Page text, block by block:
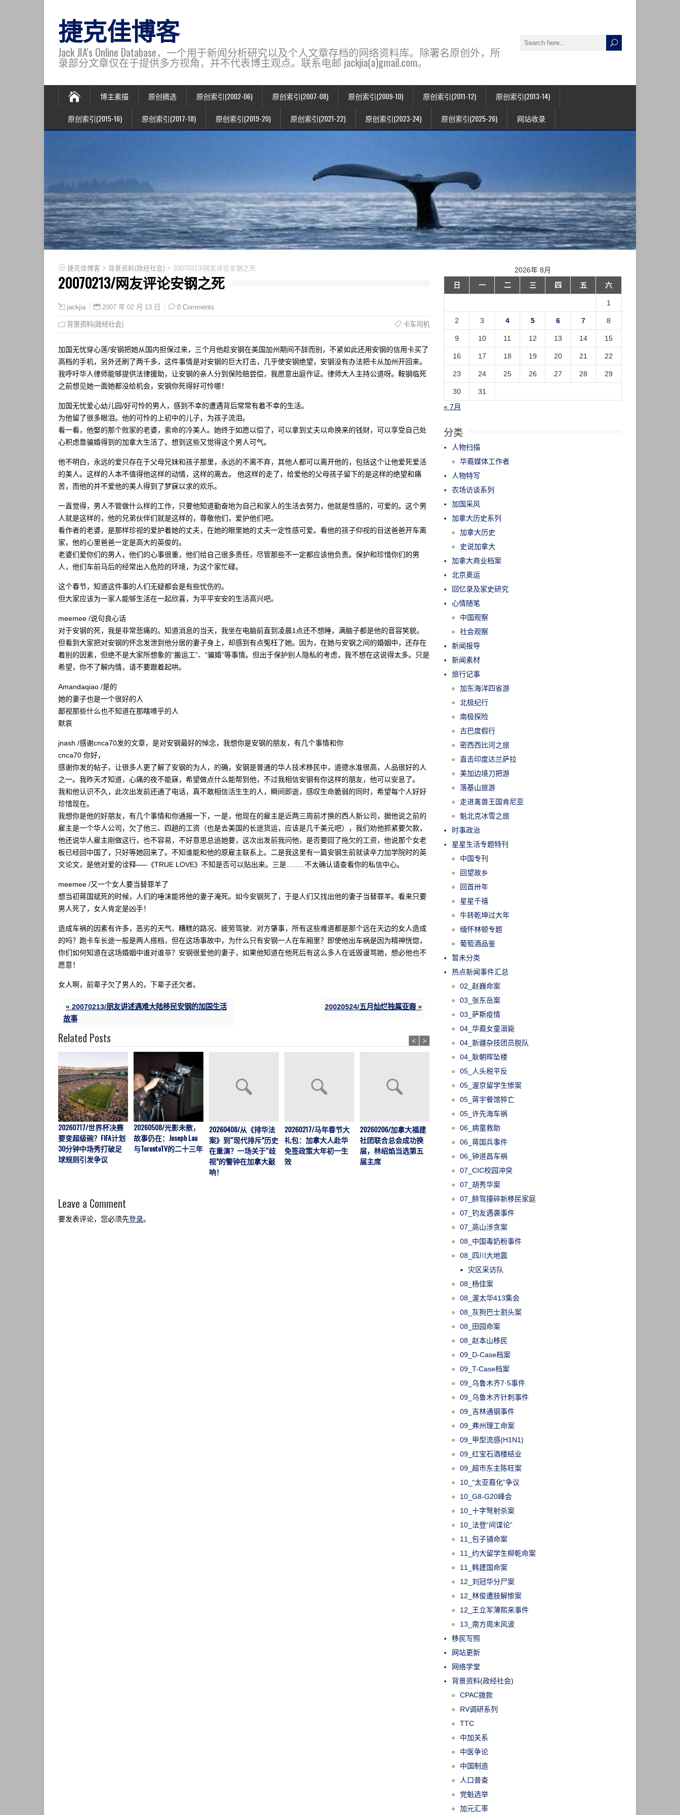
捷克佳博客
Jack JIA's Online Database，一个用于新闻分析研究以及个人文章存档的网络资料库。除署名原创外，所
录部分文章仅在于提供多方视角，并不代表博主观点。联系电邮 jackjia(a)gmail.com。
博主素描 原创摘选 原创索引(2002-06) 原创索引(2007-08) 原创索引(2009-10) 原创索引(2011-12) 原创索引(2013-14)
原创索引(2015-16) 原创索引(2017-18) 原创索引(2019-20) 原创索引(2021-22) 原创索引(2023-24) 原创索引(2025-26) 网站收录
捷克佳博客 > 背景资料(政经社会) > 20070213/网友评论安钢之死
20070213/网友评论安钢之死
jackjia 2007 年 02 月 13 日 0 Comments
背景资料(政经社会) 卡车司机
加国无忧穿心莲/安钢把她从国内担保过来，三个月他趁安钢在美国加州期间不辞而别，不紧如此还用安钢的信用卡买了
高档的手机，另外还刷了两千多，这件事情是对安钢的巨大打击，几乎使安钢绝望，安钢没有办法把卡从加州开回来。
我呼吁华人律师能够提供法律援助，让安钢的亲人分到保险赔尝偿，我愿意出庭作证。律师大人主持公道呀。鞍钢临死
之前想见她一面她都没给机会，安钢你死得好可怜哪！
加国无忧爱心幼儿园/好可怜的男人，感到不幸的遭遇背后常常有着不幸的生活。
为他留了很多眼泪。他的可怜的上初中的儿子，为孩子流泪。
看一看，他娶的那个败家的老婆，索命的冷美人。她终于如愿以偿了，可以拿到丈夫以命换来的钱财，可以享受自己处
心积虑靠骗婚得到的加拿大生活了。想到这些又觉得这个男人可气。
他不明白，永远的爱只存在于父母兄妹和孩子那里，永远的不离不弃，其他人都可以离开他的，包括这个让他爱死爱活
的美人。这样的人本不值得他这样的动情，这样的离去。 他这样的走了，给爱他的父母孩子留下的是这样的绝望和痛
苦，而他的并不爱他的美人得到了梦寐以求的欢乐。
一直觉得，男人不管做什么样的工作，只要他知道勤奋地为自己和家人的生活去努力，他就是性感的，可爱的。这个男
人就是这样的，他的兄弟伙伴们就是这样的，尊敬他们，爱护他们吧。
看作者的老婆，是那样珍视的爱护着她的丈夫，在她的眼里她的丈夫一定性感可爱。看他的孩子仰视的目送爸爸开车离
家，他的心里爸爸一定是高大的英俊的。
老婆们爱你们的男人，他们的心事很重，他们给自己很多责任，尽管那些不一定都应该他负责。保护和珍惜你们的男
人，他们车前马后的经常出入危险的环境，为这个家忙碌。
这个春节，知道这件事的人们无疑都会是有些忧伤的。
但大家应该为一家人能够生活在一起欣喜，为平平安安的生活高兴吧。
meemee /说句良心话
对于安钢的死，我是非常悲痛的。知道消息的当天，我坐在电脑前直到凌晨1点还不想睡，满脑子都是他的音容笑貌。
但看到大家把对安钢的怀念发泄到他分居的妻子身上，却感到有点冤枉了她。因为，在她与安钢之间的婚姻中，还存在
着别的因素，但绝不是大家所想象的“搬运工”、“骗婚”等事情。但出于保护别人隐私的考虑，我不想在这说得太多。只是
希望，你不了解内情，请不要跟着起哄。
Amandaqiao /是的
她的妻子也是一个很好的人
鄙视那些什么也不知道在那瞎喳乎的人
默哀
jnash /感谢cnca70发的文章，是对安钢最好的悼念，我想你是安钢的朋友，有几个事情和你
cnca70 你好，
感谢你发的帖子，让很多人更了解了安钢的为人，的确，安钢是普通的华人技术移民中，道德水准很高，人品很好的人
之一。我昨天才知道，心痛的夜不能寐，希望做点什么能帮到他，不过我相信安钢有你这样的朋友，他可以安息了。
我和他认识不久，此次出发前还通了电话，真不敢相信活生生的人，瞬间即逝，感叹生命脆弱的同时，希望每个人好好
珍惜现在。
我想你是他的好朋友，有几个事情和你通报一下，一是，他现在的雇主是近两三周前才换的西人新公司，据他说之前的
雇主是一个华人公司，欠了他三、四趟的工资（也是去美国的长途货运，应该是几千美元吧），我们劝他抓紧要欠款，
他还说华人雇主刚做这行，也不容易，不好意思总追她要，这次出发前我问他，是否要回了拖欠的工资，他说那个女老
板已经回中国了，只好等她回来了。不知谁能和他的原雇主联系上。二是我这里有一篇安钢生前就读辛力加学院时的英
文论文，是他对爱的诠释—–《TRUE LOVE》不知是否可以贴出来。三是……..不太确认请查看你的私信中心。
meemee /又一个女人要当替罪羊了
想当初蒋国斌死的时候，人们的唾沫能将他的妻子淹死。如今安钢死了，于是人们又找出他的妻子当替罪羊。看来只要
男人死了，女人肯定是凶手！
造成车祸的因素有许多，恶劣的天气、糟糕的路况、疲劳驾驶、对方肇事，所有这些难道都是那个远在天边的女人造成
的吗？跑卡车长途一般是两人搭档，但在这场事故中，为什么只有安钢一人在车厢里？即使他出车祸是因为精神恍惚，
你们如何知道在这场婚姻中谁对谁非？安钢很爱他的妻子，如果他知道在他死后有这么多人在诋毁谩骂她，想必他也不
愿意！
女人啊，前辈子欠了男人的，下辈子还欠者。
« 20070213/朋友讲述遇难大陆移民安钢的加国生活
故事
20020524/五月灿烂独属亚裔 »
Related Posts
20260717/世界杯决赛
要变超级碗？FIFA计划
30分钟中场秀打破足
球规则引发争议
20260508/光影未散，
故事仍在：Joseph Lau
与TorontoTV的二十三年
20260408/从《排华法
案》到“现代排斥”历史
在重演？一场关于“歧
视”的警钟在加拿大敲
响！
20260217/马年春节大
礼包：加拿大人赴华
免签政策大年初一生
效
20260206/加拿大福建
社团联合总会成功换
届，林绍焰当选第五
届主席
20260113/时代落幕！
运营33年的《明报》
加拿大版1月17日停
刊，永久关闭
< >
Leave a Comment
要发表评论，您必须先登录。
2026年 8月
日
一 二 三 四 五 六
1
2 3 4 5 6 7 8
9 10 11 12 13 14 15
16 17 18 19 20 21 22
23 24 25 26 27 28 29
30
31
« 7月
分类
人物扫描
华裔媒体工作者
人物特写
农场访谈系列
加国采风
加拿大历史系列
加拿大历史
史说加拿大
加拿大商业档案
北京奥运
回忆录及家史研究
心情随笔
中国观察
社会观察
新闻报导
新闻素材
旅行记事
加东海洋四省游
北极纪行
南极探险
古巴度假行
密西西比河之旅
直击印度达兰萨拉
美加边境刀把游
落基山旅游
走进禽兽王国肯尼亚
魁北克冰雪之旅
时事政治
星星生活专题特刊
中国专刊
回望故乡
回首卅年
星星千禧
牛转乾坤过大年
缅怀林顿专题
葡萄酒品鉴
暂未分类
热点新闻事件汇总
02_赵巍命案
03_张东岳案
03_萨斯疫情
04_华裔女童溺毙
04_新疆杂技团员脱队
04_耿朝晖坠楼
05_人头税平反
05_渥京留学生惨案
05_蒋宇餐馆猝亡
05_许先海车祸
06_病童救助
06_蒋国兵事件
06_钟道昌车祸
07_CIC校园冲突
07_胡秀华案
07_醉驾撞碎新移民家庭
07_钓友遇袭事件
07_高山涉贪案
08_中国毒奶粉事件
08_四川大地震
灾区采访队
08_杨佳案
08_渥太华413集会
08_灰狗巴士割头案
08_田园命案
08_赵本山移民
09_D-Case档案
09_T-Case档案
09_乌鲁木齐7·5事件
09_乌鲁木齐针刺事件
09_吉林通钢事件
09_弗州理工命案
09_甲型流感(H1N1)
09_红宝石酒楼结业
09_超市东主陈旺案
10_“太亚裔化”争议
10_G8-G20峰会
10_十字弩射杀案
10_法登“间谍论”
11_包子铺命案
11_约大留学生柳乾命案
11_韩建国命案
12_刘冠华分尸案
12_林俊遭肢解惨案
12_王立军薄熙来事件
13_南方周末风波
移民写照
网站更新
网络学堂
背景资料(政经社会)
CPAC拨款
RV调研系列
TTC
中加关系
中医争论
中国制造
人口普查
党魁选举
加元汇率